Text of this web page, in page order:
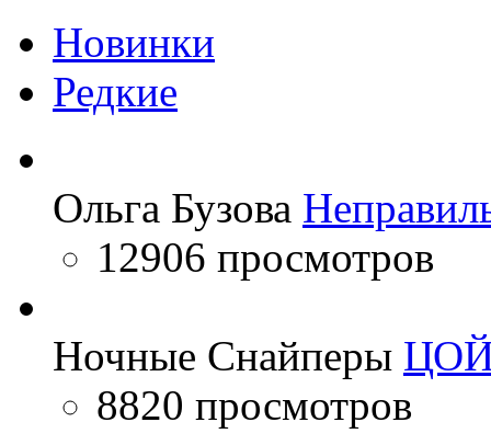
Новинки
Редкие
Ольга Бузова
12906 просмотров
Ночные Снайперы
8820 просмотров